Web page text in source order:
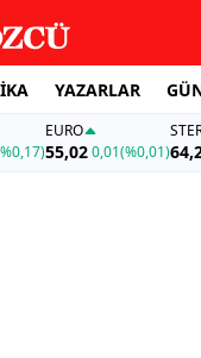
YAZARLAR
EURO
55,02 0,01(%0,01)